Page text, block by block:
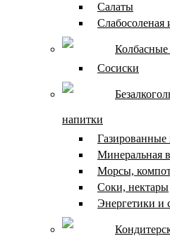
Салаты
Слабосоленая
Колбасные
Сосиски
напитки
Газированные
Минеральная
Морсы,
Соки, нектары
Энергетики и